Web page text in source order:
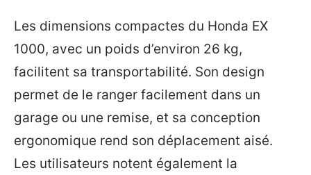
Les dimensions compactes du Honda EX
1000, avec un poids d’environ 26 kg,
facilitent sa transportabilité. Son design
permet de le ranger facilement dans un
garage ou une remise, et sa conception
ergonomique rend son déplacement aisé.
Les utilisateurs notent également la